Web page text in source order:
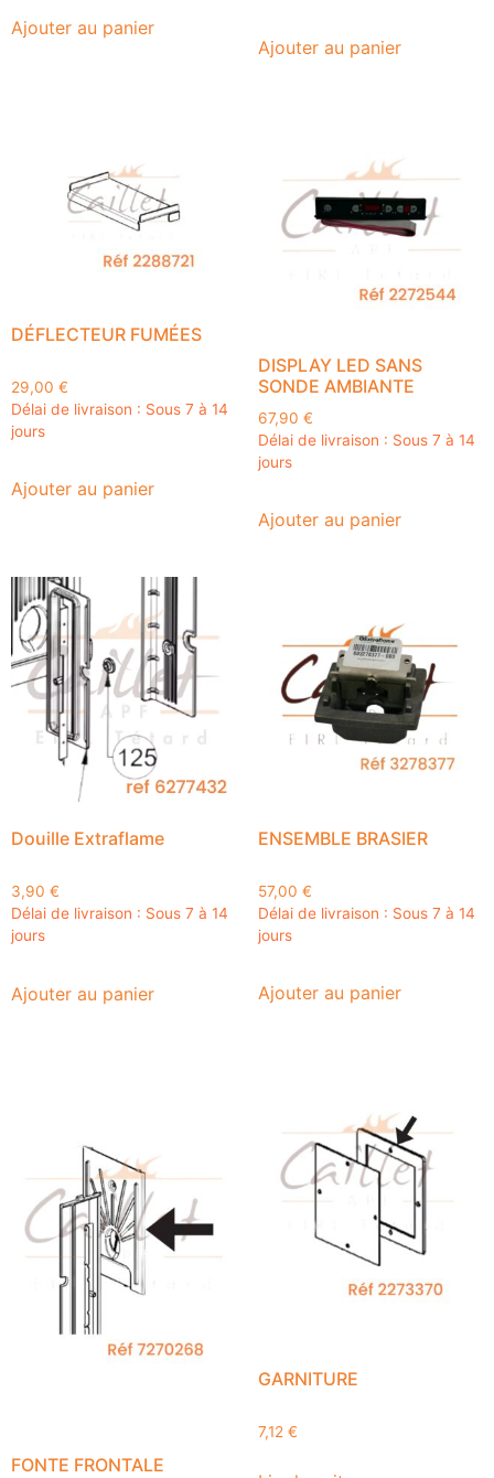
Ajouter au panier
Ajouter au panier
DÉFLECTEUR FUMÉES
29,00 €
Délai de livraison : Sous 7 à 14
jours
Ajouter au panier
DISPLAY LED SANS
SONDE AMBIANTE
67,90 €
Délai de livraison : Sous 7 à 14
jours
Ajouter au panier
Douille Extraflame
3,90 €
Délai de livraison : Sous 7 à 14
jours
Ajouter au panier
ENSEMBLE BRASIER
57,00 €
Délai de livraison : Sous 7 à 14
jours
Ajouter au panier
FONTE FRONTALE
GARNITURE
7,12 €